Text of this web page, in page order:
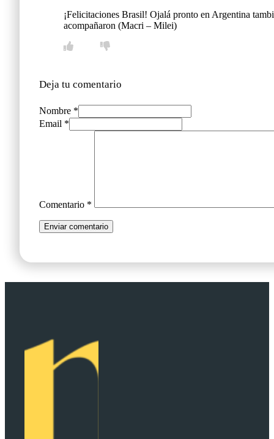
¡Felicitaciones Brasil! Ojalá pronto en Argentina
acompañaron (Macri – Milei)
Deja tu comentario
Nombre *
Email *
Comentario *